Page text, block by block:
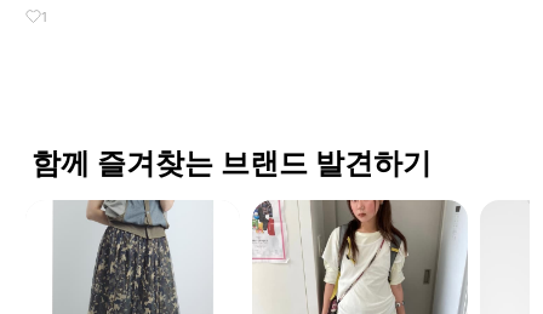
1
함께 즐겨찾는 브랜드 발견하기